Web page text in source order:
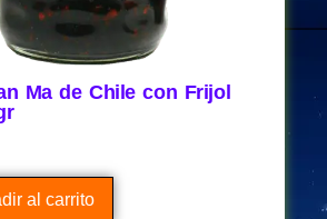
Ma de Chile con Frijol
al carrito